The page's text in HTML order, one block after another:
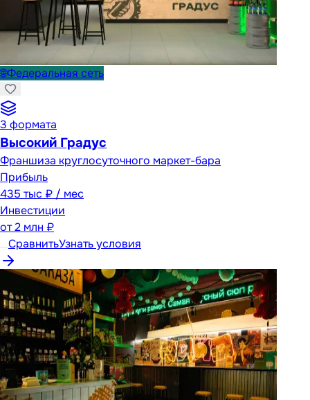
🌐Федеральная сеть
3 формата
Высокий Градус
Франшиза круглосуточного маркет-бара
Прибыль
435 тыс ₽ / мес
Инвестиции
от2 млн ₽
СравнитьУзнать условия